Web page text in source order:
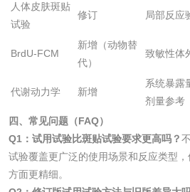
人体皮肤斑贴
试验
修订 局部反应
BrdU-FCM
新增（动物替
代）
致敏性体
代谢动力学 新增
系统暴露
剂量参考
四、常见问题（FAQ）
Q1：试用试验比斑贴试验要求更高吗？
试验覆盖更广泛的使用场景和反应类型
方面更精细。
有机肥检测
磷酸肥料检测
化工试剂
乳酸钠检测